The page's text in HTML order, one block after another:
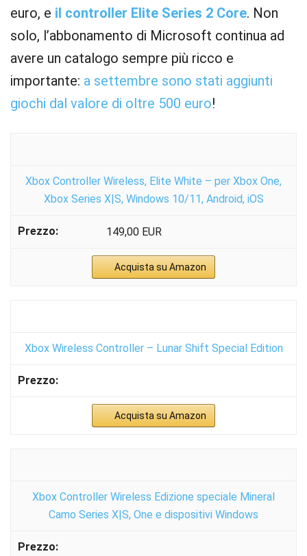
euro, e il controller Elite Series 2 Core. Non
solo, l’abbonamento di Microsoft continua ad
avere un catalogo sempre più ricco e
importante: a settembre sono stati aggiunti
giochi dal valore di oltre 500 euro!
Xbox Controller Wireless, Elite White – per Xbox One,
Xbox Series X|S, Windows 10/11, Android, iOS
149,00 EUR
Acquista su Amazon
Xbox Wireless Controller – Lunar Shift Special Edition
Acquista su Amazon
Xbox Controller Wireless Edizione speciale Mineral
Camo Series X|S, One e dispositivi Windows